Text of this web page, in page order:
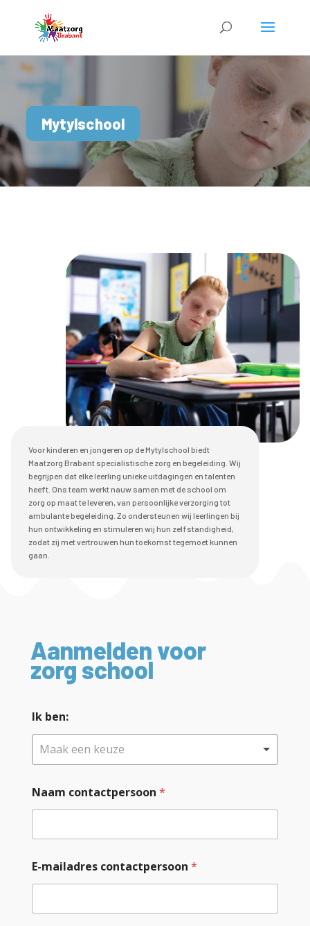
Mytylschool
Voor kinderen en jongeren op de Mytylschool biedt
Maatzorg Brabant specialistische zorg en begeleiding. Wij
begrijpen dat elke leerling unieke uitdagingen en talenten
heeft. Ons team werkt nauw samen met de school om
zorg op maat te leveren, van persoonlijke verzorging tot
ambulante begeleiding. Zo ondersteunen wij leerlingen bij
hun ontwikkeling en stimuleren wij hun zelfstandigheid,
zodat zij met vertrouwen hun toekomst tegemoet kunnen
gaan.
Contact opnemen
Aanmelden voor
zorg school
*
*
Ik ben:
Maak een keuze
Naam contactpersoon *
E-mailadres contactpersoon *